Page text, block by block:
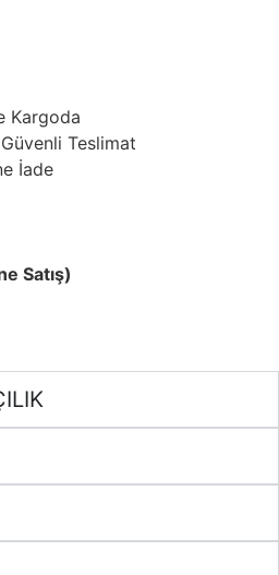
Kargoda
Teslimat
İade
Satış)